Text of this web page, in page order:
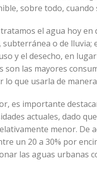
sobre todo,
el agua hoy en
o de lluvia;
y el desecho, en
son las mayores
que usarla de
es importante
actuales, dado
menor. De
un 20 a 30% por
las aguas urbanas